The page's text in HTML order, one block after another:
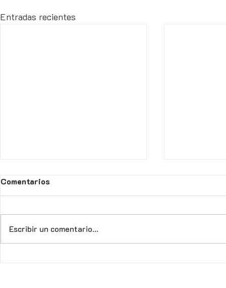
Entradas recientes
Comentarios
Escribir un comentario...